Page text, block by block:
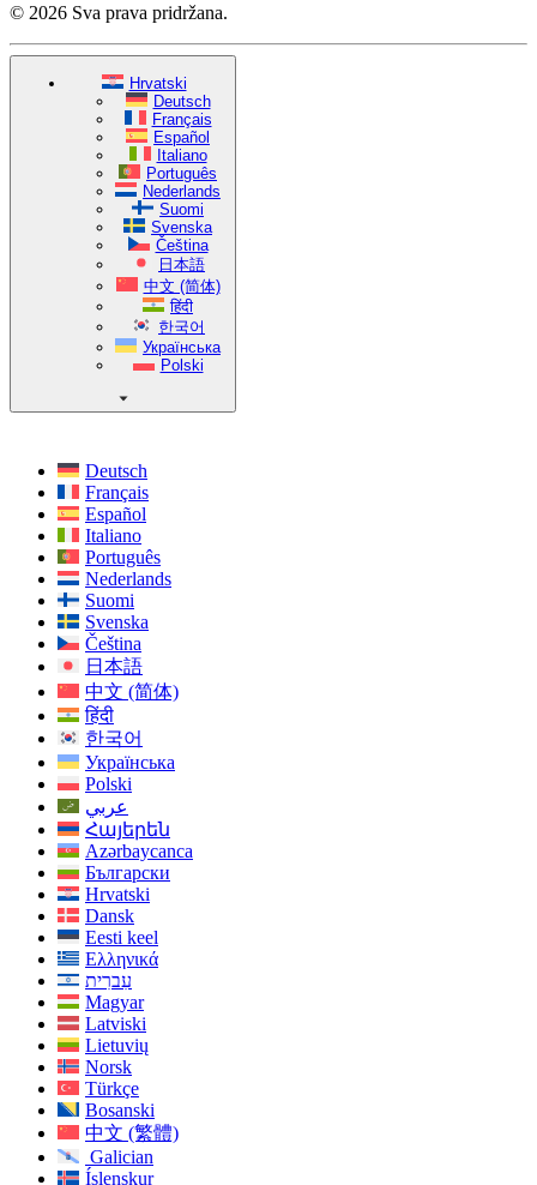
© 2026 Sva prava pridržana.
Hrvatski
Deutsch
Français
Español
Italiano
Português
Nederlands
Suomi
Svenska
Čeština
日本語
中文 (简体)
हिंदी
한국어
Українська
Polski
Deutsch
Français
Español
Italiano
Português
Nederlands
Suomi
Svenska
Čeština
日本語
中文 (简体)
हिंदी
한국어
Українська
Polski
عربي
Հայերեն
Azərbaycanca
Български
Hrvatski
Dansk
Eesti keel
Ελληνικά
עִברִית
Magyar
Latviski
Lietuvių
Norsk
Türkçe
Bosanski
中文 (繁體)
Galician
Íslenskur